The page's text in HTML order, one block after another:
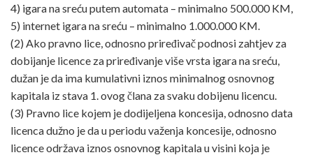
4) igara na sreću putem automata – minimalno 500.000 KM,
5) internet igara na sreću – minimalno 1.000.000 KM.
(2) Ako pravno lice, odnosno priređivač podnosi zahtjev za
dobijanje licence za priređivanje više vrsta igara na sreću,
dužan je da ima kumulativni iznos minimalnog osnovnog
kapitala iz stava 1. ovog člana za svaku dobijenu licencu.
(3) Pravno lice kojem je dodijeljena koncesija, odnosno data
licenca dužno je da u periodu važenja koncesije, odnosno
licence održava iznos osnovnog kapitala u visini koja je